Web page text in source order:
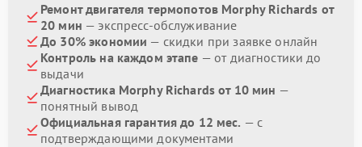
Ремонт двигателя термопотов Morphy Richards от
20 мин — экспресс-обслуживание
До 30% экономии — скидки при заявке онлайн
Контроль на каждом этапе — от диагностики до
выдачи
Диагностика Morphy Richards от 10 мин —
понятный вывод
Официальная гарантия до 12 мес. — с
подтверждающими документами